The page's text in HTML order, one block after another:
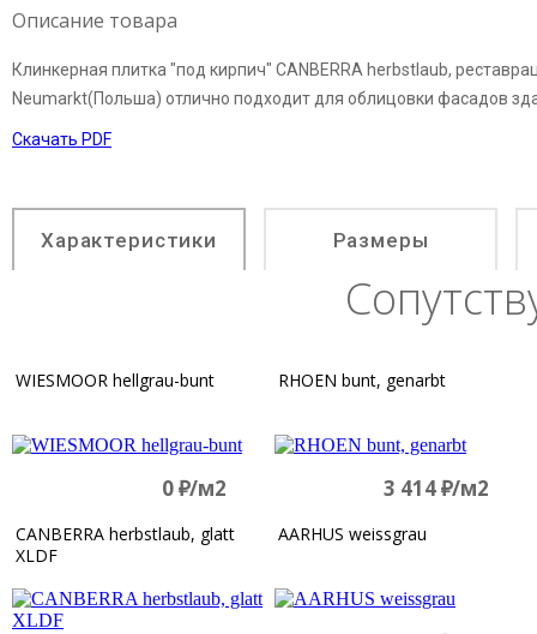
Описание товара
Клинкерная плитка "под кирпич" CANBERRA herbstlaub,
Neumarkt(Польша) отлично подходит для облицовки фасадов
Скачать PDF
Характеристики Размеры
WIESMOOR hellgrau-bunt
0 д/м2
RHOEN bunt, genarbt
3 414 д/м2
CANBERRA herbstlaub, glatt
XLDF
AARHUS weissgrau